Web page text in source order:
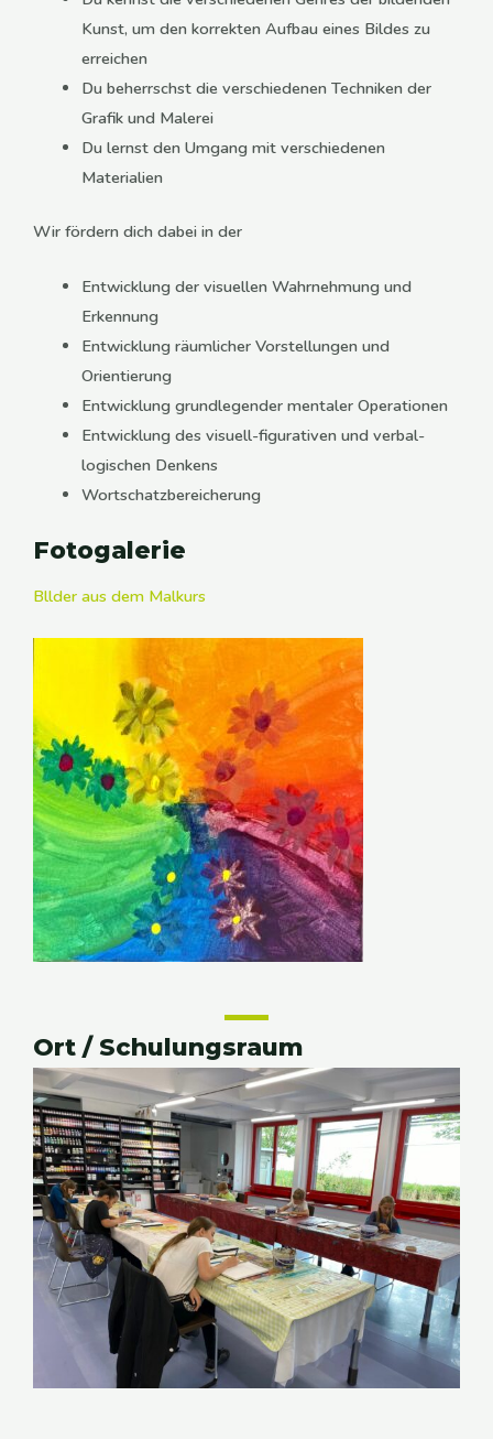
Kunst, um den korrekten Aufbau eines Bildes zu
erreichen
Du beherrschst die verschiedenen Techniken der
Grafik und Malerei
Du lernst den Umgang mit verschiedenen
Materialien
Wir fördern dich dabei in der
Entwicklung der visuellen Wahrnehmung und
Erkennung
Entwicklung räumlicher Vorstellungen und
Orientierung
Entwicklung grundlegender mentaler Operationen
Entwicklung des visuell-figurativen und verbal-
logischen Denkens
Wortschatzbereicherung
Fotogalerie
Bllder aus dem Malkurs
Ort / Schulungsraum